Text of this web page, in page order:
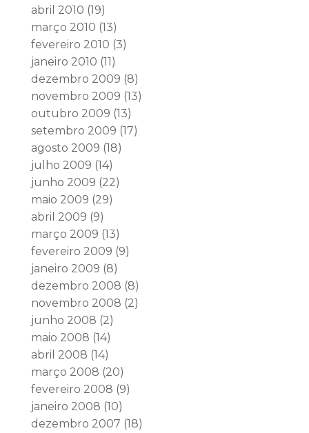
abril 2010 (19)
março 2010 (13)
fevereiro 2010 (3)
janeiro 2010 (11)
dezembro 2009 (8)
novembro 2009 (13)
outubro 2009 (13)
setembro 2009 (17)
agosto 2009 (18)
julho 2009 (14)
junho 2009 (22)
maio 2009 (29)
abril 2009 (9)
março 2009 (13)
fevereiro 2009 (9)
janeiro 2009 (8)
dezembro 2008 (8)
novembro 2008 (2)
junho 2008 (2)
maio 2008 (14)
abril 2008 (14)
março 2008 (20)
fevereiro 2008 (9)
janeiro 2008 (10)
dezembro 2007 (18)